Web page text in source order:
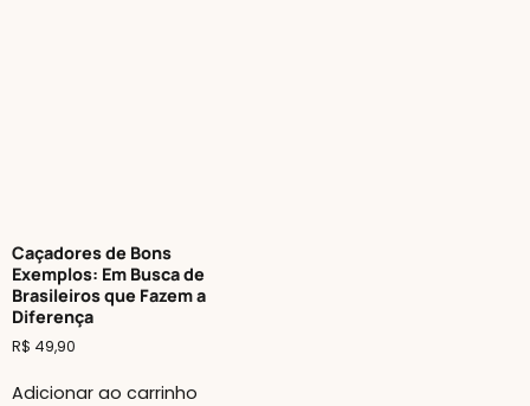
Caçadores de Bons
Exemplos: Em Busca de
Brasileiros que Fazem a
Diferença
R$ 49,90
Adicionar ao carrinho